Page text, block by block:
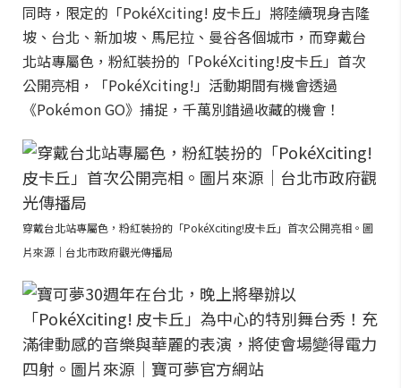
同時，限定的「PokéXciting! 皮卡丘」將陸續現身吉隆
坡、台北、新加坡、馬尼拉、曼谷各個城市，而穿戴台
北站專屬色，粉紅裝扮的「PokéXciting!皮卡丘」首次
公開亮相，「PokéXciting!」活動期間有機會透過
《Pokémon GO》捕捉，千萬別錯過收藏的機會！
穿戴台北站專屬色，粉紅裝扮的「PokéXciting!皮卡丘」首次公開亮相。圖
片來源｜台北市政府觀光傳播局